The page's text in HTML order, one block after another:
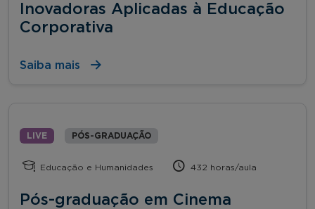
Inovadoras Aplicadas à Educação
Corporativa
Saiba mais
LIVE PÓS-GRADUAÇÃO
Educação e Humanidades 432 horas/aula
Pós-graduação em Cinema